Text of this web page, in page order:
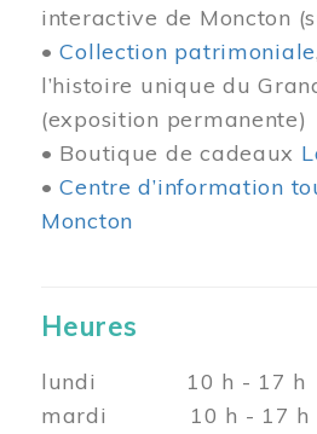
interactive de Moncton
•Collection patrimoniale
l’histoire unique du
(exposition permanente)
• Boutique de cadeaux
•Centre d’information
Moncton
Heures
lundi 10 h - 17 h
mardi 10 h - 17 h